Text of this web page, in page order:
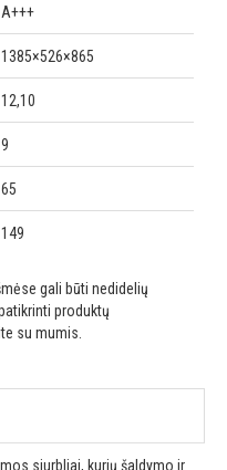
A+++
1385×526×865
12,10
9
65
149
gali būti nedidelių
produktų
su mumis.
siurbliai, kurių šaldymo ir